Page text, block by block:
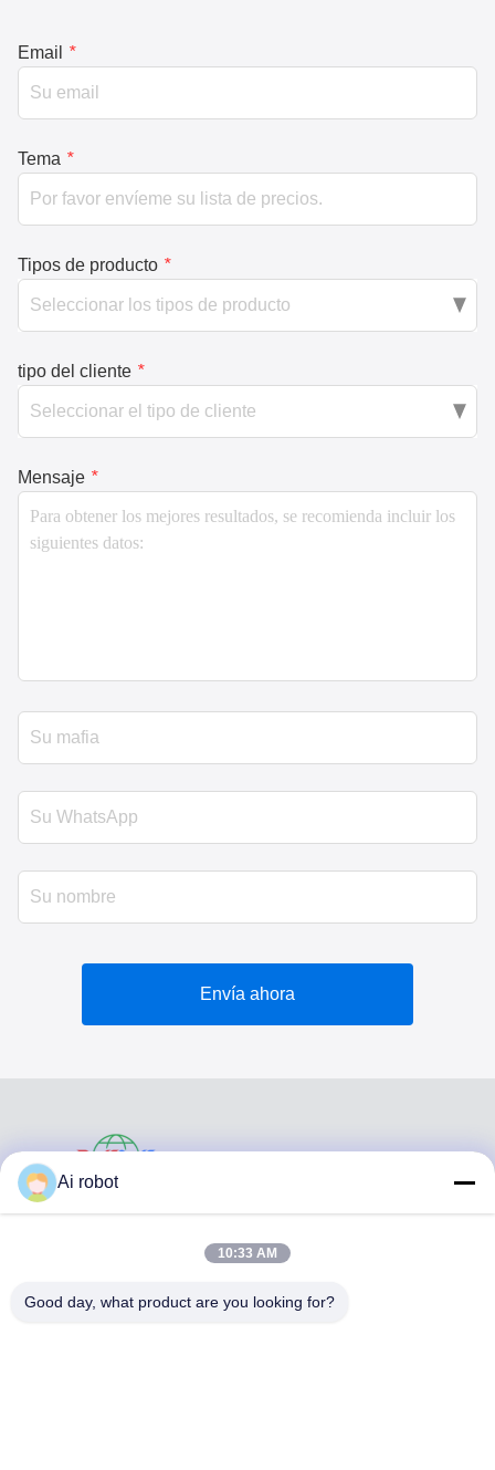
Email *
Tema *
Tipos de producto *
tipo del cliente *
Mensaje *
Envía ahora
VIVI DENTAI
Ai robot
10:33 AM
Good day, what product are you looking for?